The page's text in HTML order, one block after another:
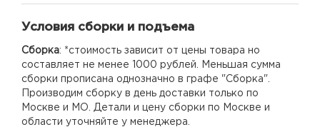
Условия сборки и подъема
Сборка: *стоимость зависит от цены товара но
составляет не менее 1000 рублей. Меньшая сумма
сборки прописана однозначно в графе "Сборка".
Производим сборку в день доставки только по
Москве и МО. Детали и цену сборки по Москве и
области уточняйте у менеджера.